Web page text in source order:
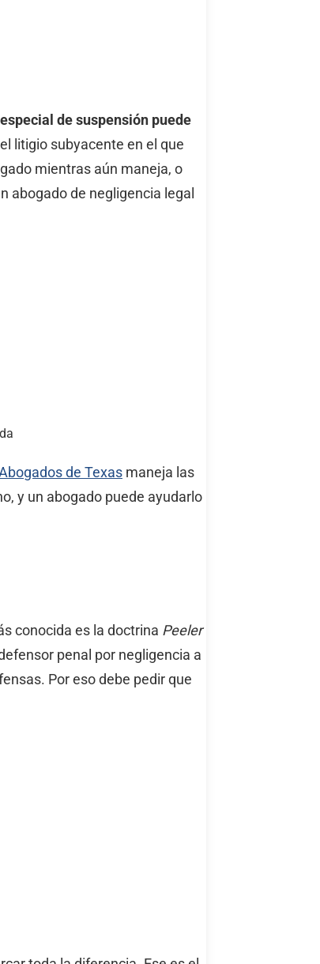
de suspensión puede
litigio subyacente en el que
mientras aún maneja, o
abogado de negligencia legal
de Texas maneja las
y un abogado puede ayudarlo
conocida es la doctrina Peeler
penal por negligencia a
Por eso debe pedir que